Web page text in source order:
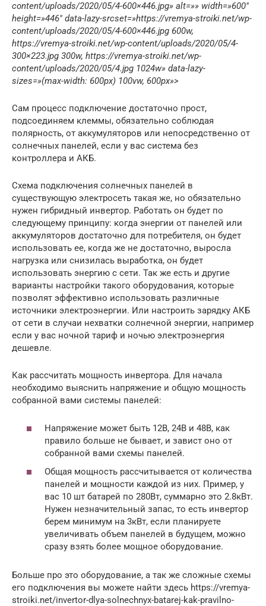
content/uploads/2020/05/4-600×446.jpg» alt=»» width=»600″
height=»446″ data-lazy-srcset=»https://vremya-stroiki.net/wp-
content/uploads/2020/05/4-600×446.jpg 600w,
https://vremya-stroiki.net/wp-content/uploads/2020/05/4-
300×223.jpg 300w, https://vremya-stroiki.net/wp-
content/uploads/2020/05/4.jpg 1024w» data-lazy-
sizes=»(max-width: 600px) 100vw, 600px»>
Сам процесс подключение достаточно прост,
подсоединяем клеммы, обязательно соблюдая
полярность, от аккумуляторов или непосредственно от
солнечных панелей, если у вас система без
контроллера и АКБ.
Схема подключения солнечных панелей в
существующую электросеть такая же, но обязательно
нужен гибридный инвертор. Работать он будет по
следующему принципу: когда энергии от панелей или
аккумуляторов достаточно для потребителя, он будет
использовать ее, когда же не достаточно, выросла
нагрузка или снизилась выработка, он будет
использовать энергию с сети. Так же есть и другие
варианты настройки такого оборудования, которые
позволят эффективно использовать различные
источники электроэнергии. Или настроить зарядку АКБ
от сети в случаи нехватки солнечной энергии, например
если у вас ночной тариф и ночью электроэнергия
дешевле.
Как рассчитать мощность инвертора. Для начала
необходимо выяснить напряжение и общую мощность
собранной вами системы панелей:
Напряжение может быть 12В, 24В и 48В, как
правило больше не бывает, и завист оно от
собранной вами схемы панелей.
Общая мощность рассчитывается от количества
панелей и мощности каждой из них. Пример, у
вас 10 шт батарей по 280Вт, суммарно это 2.8кВт.
Нужен незначительный запас, то есть инвертор
берем минимум на 3кВт, если планируете
увеличивать объем панелей в будущем, можно
сразу взять более мощное оборудование.
Больше про это оборудование, а так же сложные схемы
его подключения вы можете найти здесь https://vremya-
stroiki.net/invertor-dlya-solnechnyx-batarej-kak-pravilno-